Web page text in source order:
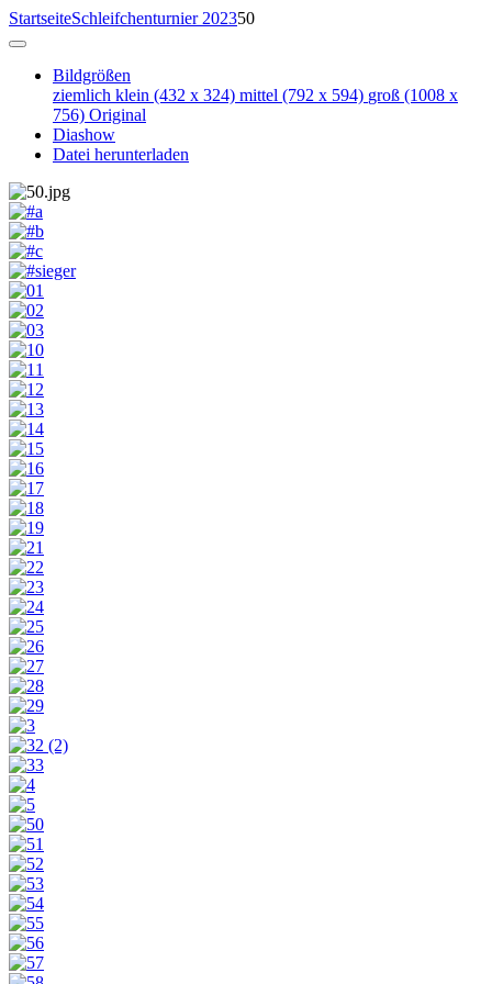
StartseiteSchleifchenturnier 202350
Bildgrößen
ziemlich klein (432 x 324) mittel (792 x 594) groß (1008 x
756) Original
Diashow
Datei herunterladen